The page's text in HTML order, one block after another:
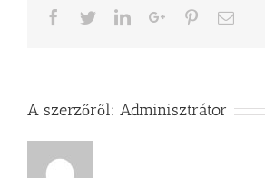
Facebook
TwitterLinkedInGoogle+PinterestEmail
A szerzőről: Adminisztrátor